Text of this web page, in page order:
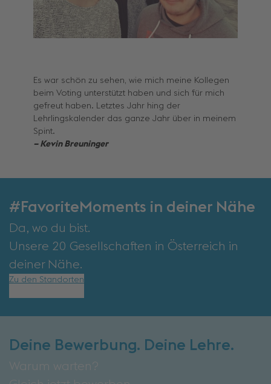
Es war schön zu sehen, wie mich meine Kollegen
beim Voting unterstützt haben und sich für mich
gefreut haben. Letztes Jahr hing der
Lehrlingskalender das ganze Jahr über in meinem
Spint.
– Kevin Breuninger
#FavoriteMoments in deiner Nähe
Da, wo du bist.
Unsere 20 Gesellschaften in Österreich in
deiner Nähe.
Zu den Standorten
Deine Bewerbung. Deine Lehre.
Warum warten?